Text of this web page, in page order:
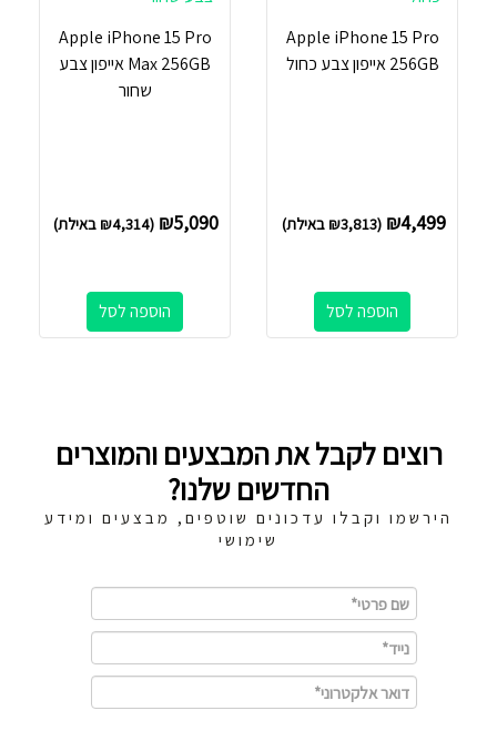
Apple iPhone 15 Pro
256GB אייפון צבע כחול
₪4,499
(
₪3,813 באילת)
הוספה לסל
Apple iPhone 15 Pro
Max 256GB אייפון צבע
שחור
₪5,090
(
₪4,314 באילת)
הוספה לסל
רוצים לקבל את המבצעים והמוצרים
החדשים שלנו?
הירשמו וקבלו עדכונים שוטפים, מבצעים ומידע
שימושי